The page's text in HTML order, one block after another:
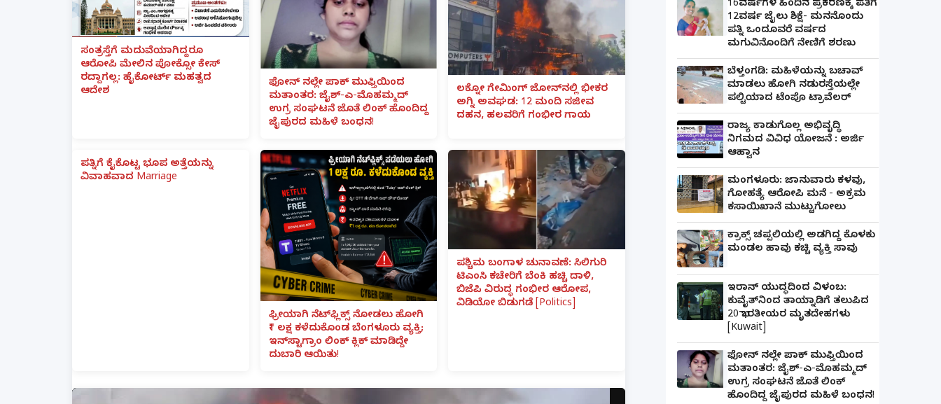
ಸಂತ್ರಸ್ತೆಗೆ ಮದುವೆಯಾಗಿದ್ದರೂ
ಆರೋಪಿ ಮೇಲಿನ ಪೋಕ್ಸೋ ಕೇಸ್
ರದ್ದಾಗಲ್ಲ: ಹೈಕೋರ್ಟ್ ಮಹತ್ವದ
ಆದೇಶ
ಫೋನ್ ನಲ್ಲೇ ಪಾಕ್ ಮುಫ್ತಿಯಿಂದ
ಮತಾಂತರ: ಜೈಶ್-ಎ-ಮೊಹಮ್ಮದ್
ಉಗ್ರ ಸಂಘಟನೆ ಜೊತೆ ಲಿಂಕ್ ಹೊಂದಿದ್ದ
ಜೈಪುರದ ಮಹಿಳೆ ಬಂಧನ!
ಲಕ್ನೋ ಗೇಮಿಂಗ್ ಜೋನ್‌ನಲ್ಲಿ ಭೀಕರ
ಅಗ್ನಿ ಅವಘಡ: 12 ಮಂದಿ ಸಜೀವ
ದಹನ, ಹಲವರಿಗೆ ಗಂಭೀರ ಗಾಯ
ಪತ್ನಿಗೆ ಕೈಕೊಟ್ಟ ಭೂಪ ಅತ್ತೆಯನ್ನು
ವಿವಾಹವಾದ Marriage
ಫ್ರೀಯಾಗಿ ನೆಟ್‌ಫ್ಲಿಕ್ಸ್ ನೋಡಲು ಹೋಗಿ
₹1 ಲಕ್ಷ ಕಳೆದುಕೊಂಡ ಬೆಂಗಳೂರು ವ್ಯಕ್ತಿ;
ಇನ್‌ಸ್ಟಾಗ್ರಾಂ ಲಿಂಕ್ ಕ್ಲಿಕ್ ಮಾಡಿದ್ದೇ
ದುಬಾರಿ ಆಯಿತು!
ಪಶ್ಚಿಮ ಬಂಗಾಳ ಚುನಾವಣೆ: ಸಿಲಿಗುರಿ
ಟಿಎಂಸಿ ಕಚೇರಿಗೆ ಬೆಂಕಿ ಹಚ್ಚಿ ದಾಳಿ,
ಬಿಜೆಪಿ ವಿರುದ್ಧ ಗಂಭೀರ ಆರೋಪ,
ವಿಡಿಯೋ ಬಿಡುಗಡೆ [Politics]
16ವರ್ಷಗಳ ಹಿಂದಿನ ಪ್ರಕರಣಕ್ಕೆ ಪತಿಗೆ
12ವರ್ಷ ಜೈಲು ಶಿಕ್ಷೆ- ಮನನೊಂದು
ಪತ್ನಿ ಒಂದೂವರೆ ವರ್ಷದ
ಮಗುವಿನೊಂದಿಗೆ ನೇಣಿಗೆ ಶರಣು
ಬೆಳ್ತಂಗಡಿ: ಮಹಿಳೆಯನ್ನು ಬಚಾವ್
ಮಾಡಲು ಹೋಗಿ ನಡುರಸ್ತೆಯಲ್ಲೇ
ಪಲ್ಟಿಯಾದ ಟೆಂಪೊ ಟ್ರಾವೆಲರ್
ರಾಜ್ಯ ಕಾಡುಗೊಲ್ಲ ಅಭಿವೃದ್ಧಿ
ನಿಗಮದ ವಿವಿಧ ಯೋಜನೆ : ಅರ್ಜಿ
ಆಹ್ವಾನ
ಮಂಗಳೂರು: ಜಾನುವಾರು ಕಳವು,
ಗೋಹತ್ಯೆ ಆರೋಪಿ ಮನೆ - ಅಕ್ರಮ
ಕಸಾಯಿಖಾನೆ ಮುಟ್ಟುಗೋಲು
ಕ್ರಾಕ್ಸ್ ಚಪ್ಪಲಿಯಲ್ಲಿ ಅಡಗಿದ್ದ ಕೊಳಕು
ಮಂಡಲ ಹಾವು ಕಚ್ಚಿ ವ್ಯಕ್ತಿ ಸಾವು
ಇರಾನ್ ಯುದ್ಧದಿಂದ ವಿಳಂಬ:
ಕುವೈತ್‌ನಿಂದ ತಾಯ್ನಾಡಿಗೆ ತಲುಪಿದ
20 ಭಾರತೀಯರ ಮೃತದೇಹಗಳು
[Kuwait]
ಫೋನ್ ನಲ್ಲೇ ಪಾಕ್ ಮುಫ್ತಿಯಿಂದ
ಮತಾಂತರ: ಜೈಶ್-ಎ-ಮೊಹಮ್ಮದ್
ಉಗ್ರ ಸಂಘಟನೆ ಜೊತೆ ಲಿಂಕ್
ಹೊಂದಿದ್ದ ಜೈಪುರದ ಮಹಿಳೆ ಬಂಧನ!